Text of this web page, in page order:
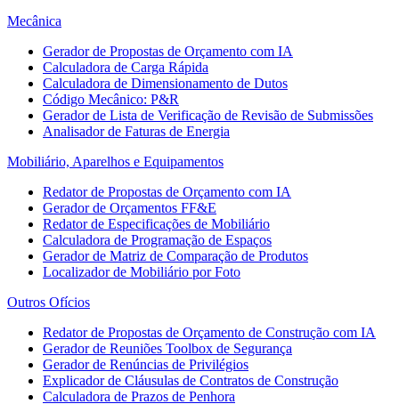
Mecânica
Gerador de Propostas de Orçamento com IA
Calculadora de Carga Rápida
Calculadora de Dimensionamento de Dutos
Código Mecânico: P&R
Gerador de Lista de Verificação de Revisão de Submissões
Analisador de Faturas de Energia
Mobiliário, Aparelhos e Equipamentos
Redator de Propostas de Orçamento com IA
Gerador de Orçamentos FF&E
Redator de Especificações de Mobiliário
Calculadora de Programação de Espaços
Gerador de Matriz de Comparação de Produtos
Localizador de Mobiliário por Foto
Outros Ofícios
Redator de Propostas de Orçamento de Construção com IA
Gerador de Reuniões Toolbox de Segurança
Gerador de Renúncias de Privilégios
Explicador de Cláusulas de Contratos de Construção
Calculadora de Prazos de Penhora